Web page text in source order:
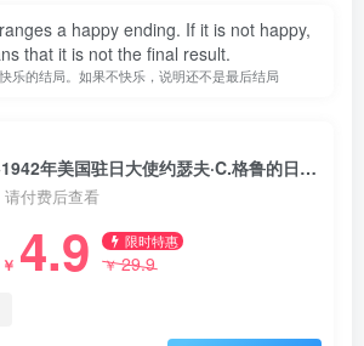
a happy ending. If it is not happy,
that it is not the final result.
乐的结局。如果不快乐，说明还不是最后结局
使日十年 ：1932~1942年美国驻日大使约瑟夫·C.格鲁的日记及公私文件摘录 （epub+mobi+pdf）
付费后查看
￥ 4.9 限时特惠
￥29.9